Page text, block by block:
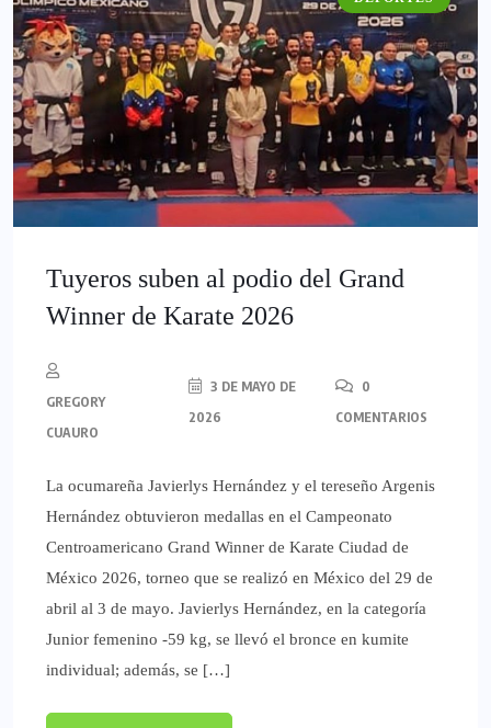
Tuyeros suben al podio del Grand
Winner de Karate 2026
GREGORY
CUAURO
3 DE MAYO DE
2026
0
COMENTARIOS
La ocumareña Javierlys Hernández y el tereseño Argenis
Hernández obtuvieron medallas en el Campeonato
Centroamericano Grand Winner de Karate Ciudad de
México 2026, torneo que se realizó en México del 29 de
abril al 3 de mayo. Javierlys Hernández, en la categoría
Junior femenino -59 kg, se llevó el bronce en kumite
individual; además, se […]